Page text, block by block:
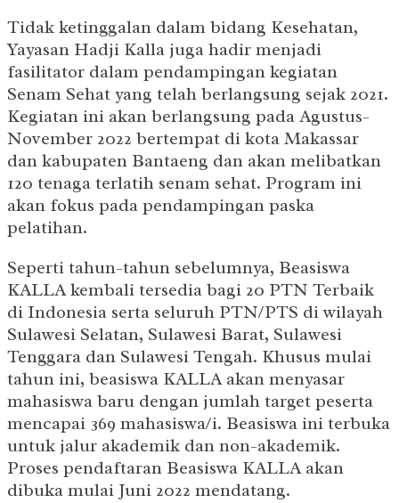
Tidak ketinggalan dalam bidang Kesehatan,
Yayasan Hadji Kalla juga hadir menjadi
fasilitator dalam pendampingan kegiatan
Senam Sehat yang telah berlangsung sejak 2021.
Kegiatan ini akan berlangsung pada Agustus-
November 2022 bertempat di kota Makassar
dan kabupaten Bantaeng dan akan melibatkan
120 tenaga terlatih senam sehat. Program ini
akan fokus pada pendampingan paska
pelatihan.
Seperti tahun-tahun sebelumnya, Beasiswa
KALLA kembali tersedia bagi 20 PTN Terbaik
di Indonesia serta seluruh PTN/PTS di wilayah
Sulawesi Selatan, Sulawesi Barat, Sulawesi
Tenggara dan Sulawesi Tengah. Khusus mulai
tahun ini, beasiswa KALLA akan menyasar
mahasiswa baru dengan jumlah target peserta
mencapai 369 mahasiswa/i. Beasiswa ini terbuka
untuk jalur akademik dan non-akademik.
Proses pendaftaran Beasiswa KALLA akan
dibuka mulai Juni 2022 mendatang.